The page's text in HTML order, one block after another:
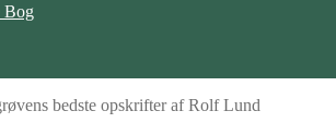
Bog
bedste opskrifter af Rolf Lund